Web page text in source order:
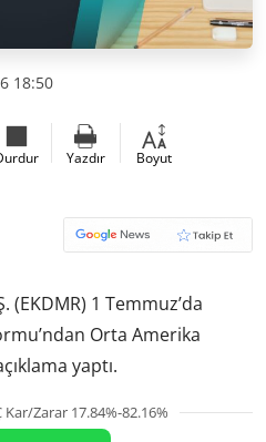
18:50
Yazdır Boyut
(EKDMR) 1 Temmuz’da
Orta Amerika
yaptı.
Zarar 17.84%-82.16%